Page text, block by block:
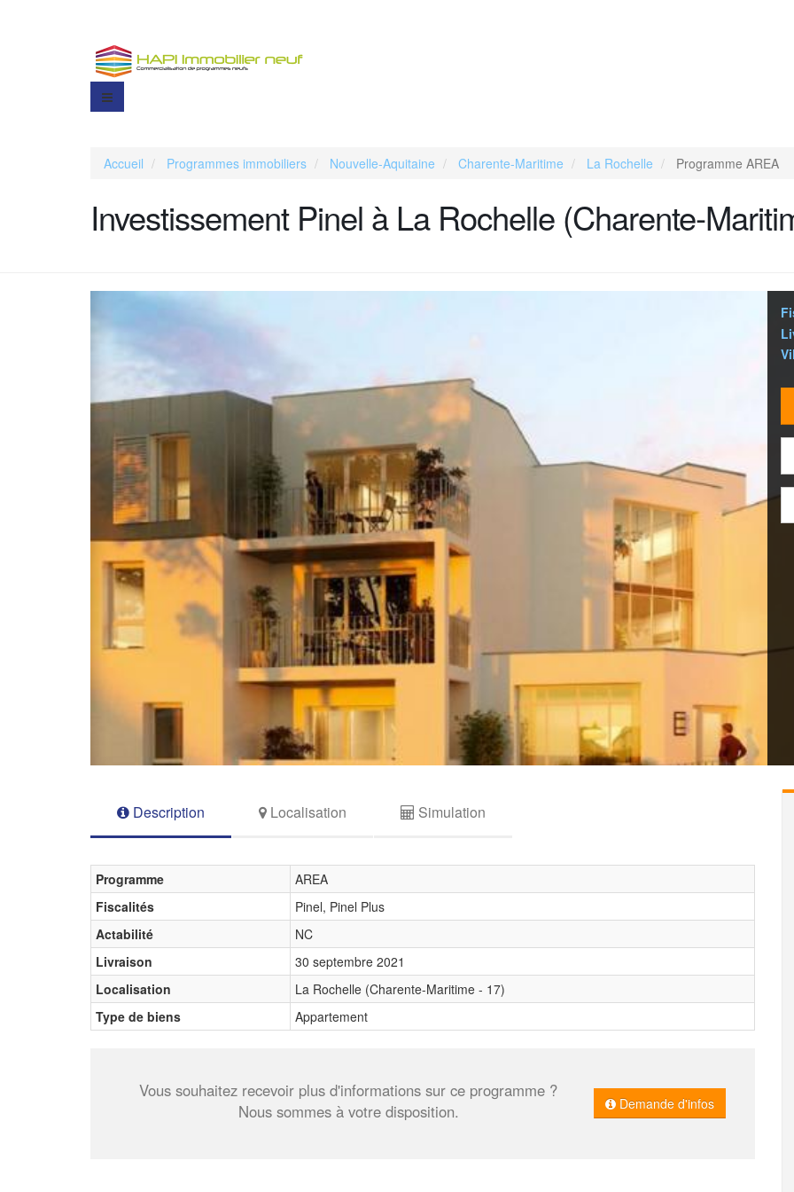
Accueil Programmes immobiliers Nouvelle-Aquitaine Charente-Maritime La Rochelle Programme AREA
Investissement Pinel à La Rochelle (Charente-
Description Localisation Simulation
Programme
AREA
Fiscalités
Pinel, Pinel Plus
Actabilité
NC
Livraison
30 septembre 2021
Localisation
La Rochelle (Charente-Maritime - 17)
Type de biens
Appartement
Vous souhaitez recevoir plus d'informations sur ce programme ?
Nous sommes à votre disposition.
Demande d'infos